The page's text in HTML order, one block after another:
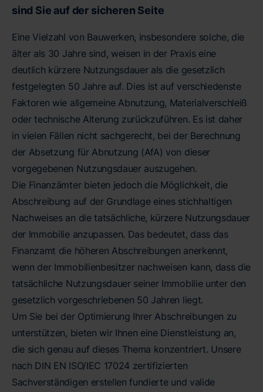
sind Sie auf der sicheren Seite
Eine Vielzahl von Bauwerken, insbesondere solche, die
älter als 30 Jahre sind, weisen in der Praxis eine
deutlich kürzere Nutzungsdauer als die gesetzlich
festgelegten 50 Jahre auf. Dies ist auf verschiedenste
Faktoren wie allgemeine Abnutzung, Materialverschleiß
oder technische Alterung zurückzuführen. Es ist daher
in vielen Fällen nicht sachgerecht, bei der Berechnung
der Absetzung für Abnutzung (AfA) von dieser
vorgegebenen Nutzungsdauer auszugehen.
Die Finanzämter bieten jedoch die Möglichkeit, die
Abschreibung auf der Grundlage eines stichhaltigen
Nachweises an die tatsächliche, kürzere Nutzungsdauer
der Immobilie anzupassen. Das bedeutet, dass das
Finanzamt die höheren Abschreibungen anerkennt,
wenn der Immobilienbesitzer nachweisen kann, dass die
tatsächliche Nutzungsdauer seiner Immobilie unter den
gesetzlich vorgeschriebenen 50 Jahren liegt.
Um Sie bei der Optimierung Ihrer Abschreibungen zu
unterstützen, bieten wir Ihnen eine Dienstleistung an,
die sich genau auf dieses Thema konzentriert. Unsere
nach DIN EN ISO/IEC 17024 zertifizierten
Sachverständigen erstellen fundierte und valide